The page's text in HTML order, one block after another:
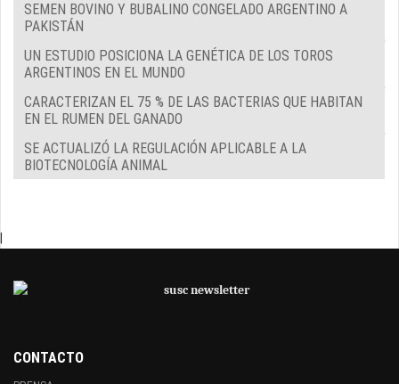
SEMEN BOVINO Y BUBALINO CONGELADO ARGENTINO A
PAKISTÁN
UN ESTUDIO POSICIONA LA GENÉTICA DE LOS TOROS
ARGENTINOS EN EL MUNDO
CARACTERIZAN EL 75 % DE LAS BACTERIAS QUE HABITAN
EN EL RUMEN DEL GANADO
SE ACTUALIZÓ LA REGULACIÓN APLICABLE A LA
BIOTECNOLOGÍA ANIMAL
CONTACTO